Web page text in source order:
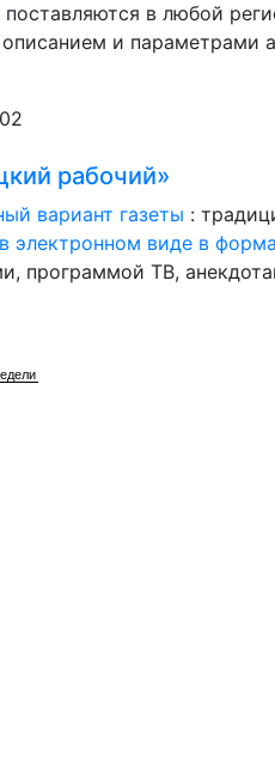
в любой
и параметрами
рабочий»
вариант газеты :
электронном виде в
программой ТВ,